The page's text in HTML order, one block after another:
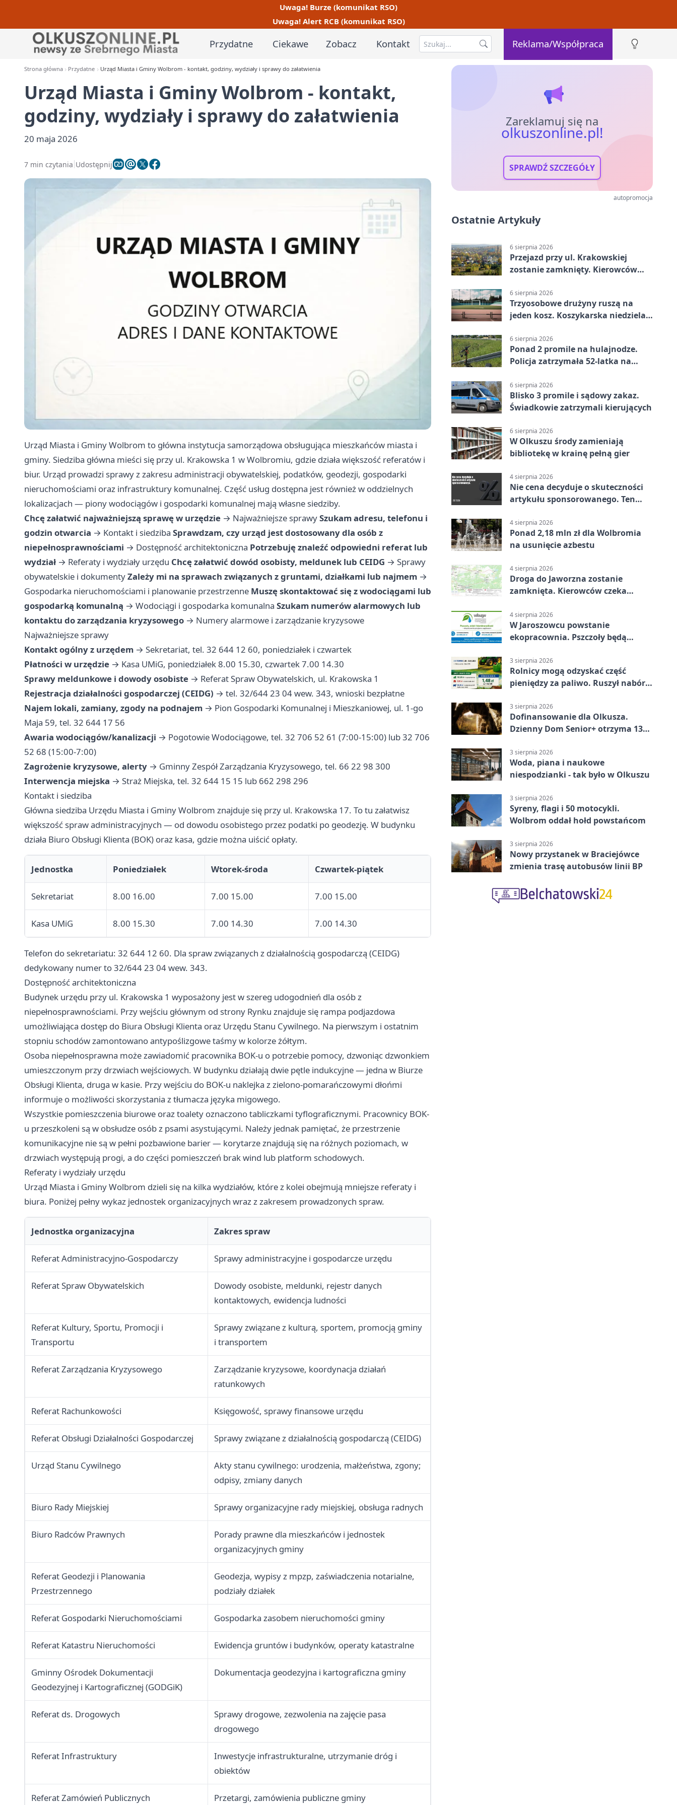
Uwaga! Burze (komunikat RSO)
Uwaga! Alert RCB (komunikat RSO)
Przydatne Ciekawe Zobacz Kontakt Reklama/Współpraca
Strona główna Przydatne Urząd Miasta i Gminy Wolbrom - kontakt, godziny, wydziały i sprawy do załatwienia
Urząd Miasta i Gminy Wolbrom - kontakt,
godziny, wydziały i sprawy do załatwienia
20 maja 2026
7 min czytania Udostępnij
Urząd Miasta i Gminy Wolbrom to główna instytucja samorządowa obsługująca mieszkańców miasta i
gminy. Siedziba główna mieści się przy ul. Krakowska 1 w Wolbromiu, gdzie działa większość referatów i
biur. Urząd prowadzi sprawy z zakresu administracji obywatelskiej, podatków, geodezji, gospodarki
nieruchomościami oraz infrastruktury komunalnej. Część usług dostępna jest również w oddzielnych
lokalizacjach — piony wodociągów i gospodarki komunalnej mają własne siedziby.
Chcę załatwić najważniejszą sprawę w urzędzie → Najważniejsze sprawySzukam adresu, telefonu i
godzin otwarcia → Kontakt i siedziba Sprawdzam, czy urząd jest dostosowany dla osób z
niepełnosprawnościami → Dostępność architektoniczna Potrzebuję znaleźć odpowiedni referat lub
wydział → Referaty i wydziały urzędu Chcę załatwić dowód osobisty, meldunek lub CEIDG → Sprawy
obywatelskie i dokumentyZależy mi na sprawach związanych z gruntami, działkami lub najmem →
Gospodarka nieruchomościami i planowanie przestrzenne Muszę skontaktować się z wodociągami lub
gospodarką komunalną → Wodociągi i gospodarka komunalna Szukam numerów alarmowych lub
kontaktu do zarządzania kryzysowego → Numery alarmowe i zarządzanie kryzysowe
Najważniejsze sprawy
Kontakt ogólny z urzędem → Sekretariat, tel. 32 644 12 60, poniedziałek i czwartek
Płatności w urzędzie → Kasa UMiG, poniedziałek 8.00 15.30, czwartek 7.00 14.30
Sprawy meldunkowe i dowody osobiste → Referat Spraw Obywatelskich, ul. Krakowska 1
Rejestracja działalności gospodarczej (CEIDG) → tel. 32/644 23 04 wew. 343, wnioski bezpłatne
Najem lokali, zamiany, zgody na podnajem → Pion Gospodarki Komunalnej i Mieszkaniowej, ul. 1-go
Maja 59, tel. 32 644 17 56
Awaria wodociągów/kanalizacji → Pogotowie Wodociągowe, tel. 32 706 52 61 (7:00-15:00) lub 32 706
52 68 (15:00-7:00)
Zagrożenie kryzysowe, alerty → Gminny Zespół Zarządzania Kryzysowego, tel. 66 22 98 300
Interwencja miejska → Straż Miejska, tel. 32 644 15 15 lub 662 298 296
Kontakt i siedziba
Główna siedziba Urzędu Miasta i Gminy Wolbrom znajduje się przy ul. Krakowska 17. To tu załatwisz
większość spraw administracyjnych — od dowodu osobistego przez podatki po geodezję. W budynku
działa Biuro Obsługi Klienta (BOK) oraz kasa, gdzie można uiścić opłaty.
Jednostka Poniedziałek Wtorek-środa Czwartek-piątek
Sekretariat 8.00 16.00 7.00 15.00 7.00 15.00
Kasa UMiG 8.00 15.30 7.00 14.30 7.00 14.30
Telefon do sekretariatu: 32 644 12 60. Dla spraw związanych z działalnością gospodarczą (CEIDG)
dedykowany numer to 32/644 23 04 wew. 343.
Dostępność architektoniczna
Budynek urzędu przy ul. Krakowska 1 wyposażony jest w szereg udogodnień dla osób z
niepełnosprawnościami. Przy wejściu głównym od strony Rynku znajduje się rampa podjazdowa
umożliwiająca dostęp do Biura Obsługi Klienta oraz Urzędu Stanu Cywilnego. Na pierwszym i ostatnim
stopniu schodów zamontowano antypoślizgowe taśmy w kolorze żółtym.
Osoba niepełnosprawna może zawiadomić pracownika BOK-u o potrzebie pomocy, dzwoniąc dzwonkiem
umieszczonym przy drzwiach wejściowych. W budynku działają dwie pętle indukcyjne — jedna w Biurze
Obsługi Klienta, druga w kasie. Przy wejściu do BOK-u naklejka z zielono-pomarańczowymi dłońmi
informuje o możliwości skorzystania z tłumacza języka migowego.
Wszystkie pomieszczenia biurowe oraz toalety oznaczono tabliczkami tyflograficznymi. Pracownicy BOK-
u przeszkoleni są w obsłudze osób z psami asystującymi. Należy jednak pamiętać, że przestrzenie
komunikacyjne nie są w pełni pozbawione barier — korytarze znajdują się na różnych poziomach, w
drzwiach występują progi, a do części pomieszczeń brak wind lub platform schodowych.
Referaty i wydziały urzędu
Urząd Miasta i Gminy Wolbrom dzieli się na kilka wydziałów, które z kolei obejmują mniejsze referaty i
biura. Poniżej pełny wykaz jednostek organizacyjnych wraz z zakresem prowadzonych spraw.
Jednostka organizacyjna Zakres spraw
Referat Administracyjno-Gospodarczy Sprawy administracyjne i gospodarcze urzędu
Referat Spraw Obywatelskich
Dowody osobiste, meldunki, rejestr danych
kontaktowych, ewidencja ludności
Referat Kultury, Sportu, Promocji i
Transportu
Sprawy związane z kulturą, sportem, promocją gminy
i transportem
Referat Zarządzania Kryzysowego
Zarządzanie kryzysowe, koordynacja działań
ratunkowych
Referat Rachunkowości Księgowość, sprawy finansowe urzędu
Referat Obsługi Działalności Gospodarczej Sprawy związane z działalnością gospodarczą (CEIDG)
Urząd Stanu Cywilnego
Akty stanu cywilnego: urodzenia, małżeństwa, zgony;
odpisy, zmiany danych
Biuro Rady Miejskiej Sprawy organizacyjne rady miejskiej, obsługa radnych
Biuro Radców Prawnych
Porady prawne dla mieszkańców i jednostek
organizacyjnych gminy
Referat Geodezji i Planowania
Przestrzennego
Geodezja, wypisy z mpzp, zaświadczenia notarialne,
podziały działek
Referat Gospodarki Nieruchomościami Gospodarka zasobem nieruchomości gminy
Referat Katastru Nieruchomości Ewidencja gruntów i budynków, operaty katastralne
Gminny Ośrodek Dokumentacji
Geodezyjnej i Kartograficznej (GODGiK)
Dokumentacja geodezyjna i kartograficzna gminy
Referat ds. Drogowych
Sprawy drogowe, zezwolenia na zajęcie pasa
drogowego
Referat Infrastruktury
Inwestycje infrastrukturalne, utrzymanie dróg i
obiektów
Referat Zamówień Publicznych Przetargi, zamówienia publiczne gminy
Zareklamuj się na
olkuszonline.pl!
SPRAWDŹ SZCZEGÓŁY
autopromocja
Ostatnie Artykuły
6 sierpnia 2026
Przejazd przy ul. Krakowskiej
zostanie zamknięty. Kierowców
6 sierpnia 2026
Trzyosobowe drużyny ruszą na
jeden kosz. Koszykarska niedziela
6 sierpnia 2026
Ponad 2 promile na hulajnodze.
Policja zatrzymała 52-latka na
6 sierpnia 2026
Blisko 3 promile i sądowy zakaz.
Świadkowie zatrzymali kierujących
6 sierpnia 2026
W Olkuszu środy zamieniają
bibliotekę w krainę pełną gier
4 sierpnia 2026
Nie cena decyduje o skuteczności
artykułu sponsorowanego. Ten
4 sierpnia 2026
Ponad 2,18 mln zł dla Wolbromia
na usunięcie azbestu
4 sierpnia 2026
Droga do Jaworzna zostanie
zamknięta. Kierowców czeka
4 sierpnia 2026
W Jaroszowcu powstanie
ekopracownia. Pszczoły będą
3 sierpnia 2026
Rolnicy mogą odzyskać część
pieniędzy za paliwo. Ruszył nabór
3 sierpnia 2026
Dofinansowanie dla Olkusza.
Dzienny Dom Senior+ otrzyma 134
3 sierpnia 2026
Woda, piana i naukowe
niespodzianki - tak było w Olkuszu
3 sierpnia 2026
Syreny, flagi i 50 motocykli.
Wolbrom oddał hołd powstańcom
3 sierpnia 2026
Nowy przystanek w Braciejówce
zmienia trasę autobusów linii BP